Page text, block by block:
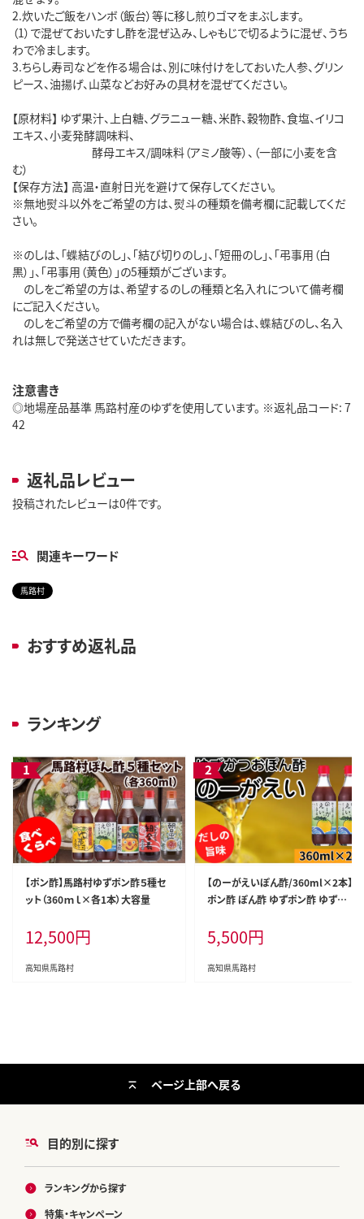
2.炊いたご飯をハンボ（飯台）等に移し煎りゴマをまぶします。
（1）で混ぜておいたすし酢を混ぜ込み、しゃもじで切るように混ぜ、うち
わで冷まします。
3.ちらし寿司などを作る場合は、別に味付けをしておいた人参、グリン
ピース、油揚げ、山菜などお好みの具材を混ぜてください。
【原材料】 ゆず果汁、上白糖、グラニュー糖、米酢、穀物酢、食塩、イリコ
エキス、小麦発酵調味料、
酵母エキス/調味料（アミノ酸等）、（一部に小麦を含
む）
【保存方法】 高温・直射日光を避けて保存してください。
※無地熨斗以外をご希望の方は、熨斗の種類を備考欄に記載してくだ
さい。
※のしは、「蝶結びのし」、「結び切りのし」、「短冊のし」、「弔事用（白
黒）」、「弔事用（黄色）」の5種類がございます。
のしをご希望の方は、希望するのしの種類と名入れについて備考欄
にご記入ください。
のしをご希望の方で備考欄の記入がない場合は、蝶結びのし、名入
れは無しで発送させていただきます。
注意書き
◎地場産品基準 馬路村産のゆずを使用しています。 ※返礼品コード: 7
42
返礼品レビュー
投稿されたレビューは0件です。
関連キーワード
馬路村
おすすめ返礼品
ランキング
【ポン酢】馬路村ゆずポン酢５種セ
ット（360ｍｌ×各1本）大容量
12,500円
高知県馬路村
【のーがえいぽん酢/360ml×2本】
ポン酢 ぽん酢 ゆずポン酢 ゆずぽ
出汁 ダシ 贈答用 ギフト お歳暮 お
中元 母の日 父の日 のし 熨斗 有機
オーガニック ドレッシング 鍋 水炊
5,500円
高知県馬路村
目的別に探す
ランキングから探す
特集・キャンペーン
ページ上部へ戻る